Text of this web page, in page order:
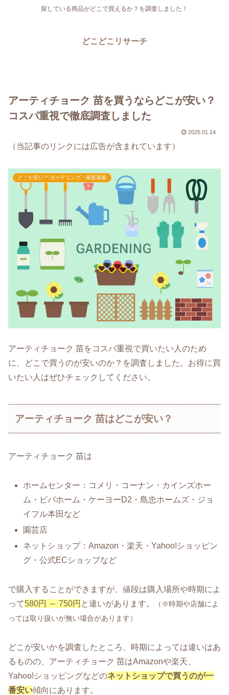
探している商品がどこで買えるか？を調査しました！
どこどこリサーチ
アーティチョーク 苗を買うならどこが安い？
コスパ重視で徹底調査しました
2025.01.14
（当記事のリンクには広告が含まれています）
どこが安い？-ガーデニング・家庭菜園
アーティチョーク 苗をコスパ重視で買いたい人のため
に、どこで買うのが安いのか？を調査しました。お得に買
いたい人はぜひチェックしてください。
アーティチョーク 苗はどこが安い？
アーティチョーク 苗は
ホームセンター：コメリ・コーナン・カインズホー
ム・ビバホーム・ケーヨーD2・島忠ホームズ・ジョ
イフル本田など
園芸店
ネットショップ：Amazon・楽天・Yahoo!ショッピン
グ・公式ECショップなど
で購入することができますが、値段は購入場所や時期によ
って580円 ～ 750円 と違いがあります。
（※時期や店舗によ
っては取り扱いが無い場合があります）
どこが安いかを調査したところ、時期によっては違いはあ
るものの、アーティチョーク 苗はAmazonや楽天、
Yahoo!ショッピングなどのネットショップで買うのが一
番安い傾向にあります。